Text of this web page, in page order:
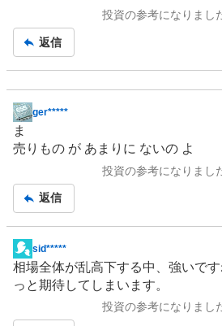
投資の参考になりまし
返信
掲
示
板
ger*****
ま
売りもの が あまりに ないの よ
投資の参考になりまし
返信
掲
示
板
sid*****
相場全体が乱高下する中、強いで
っと期待してしまいます。
投資の参考になりまし